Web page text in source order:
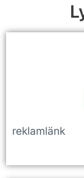
reklamlänk